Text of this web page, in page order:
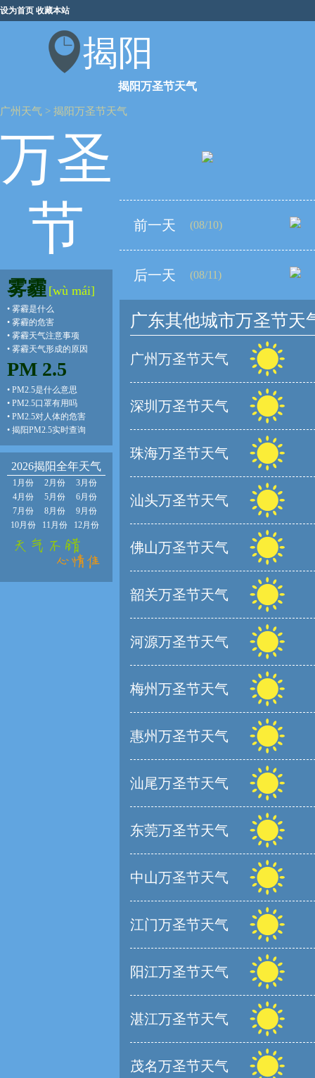
设为首页 收藏本站
揭阳
揭阳万圣节天气
广州天气 > 揭阳万圣节天气
万圣
节
雾霾 [wù mái]
• 雾霾是什么
• 雾霾的危害
• 雾霾天气注意事项
• 雾霾天气形成的原因
PM 2.5
• PM2.5是什么意思
• PM2.5口罩有用吗
• PM2.5对人体的危害
• 揭阳PM2.5实时查询
2026揭阳全年天气
1月份 2月份
3月份
4月份
5月份
6月份
7月份
8月份
9月份
10月份
11月份 12月份
前一天 (08/10)
后一天 (08/11)
广东其他城市万圣节天
广州万圣节天气
深圳万圣节天气
珠海万圣节天气
汕头万圣节天气
佛山万圣节天气
韶关万圣节天气
河源万圣节天气
梅州万圣节天气
惠州万圣节天气
汕尾万圣节天气
东莞万圣节天气
中山万圣节天气
江门万圣节天气
阳江万圣节天气
湛江万圣节天气
茂名万圣节天气